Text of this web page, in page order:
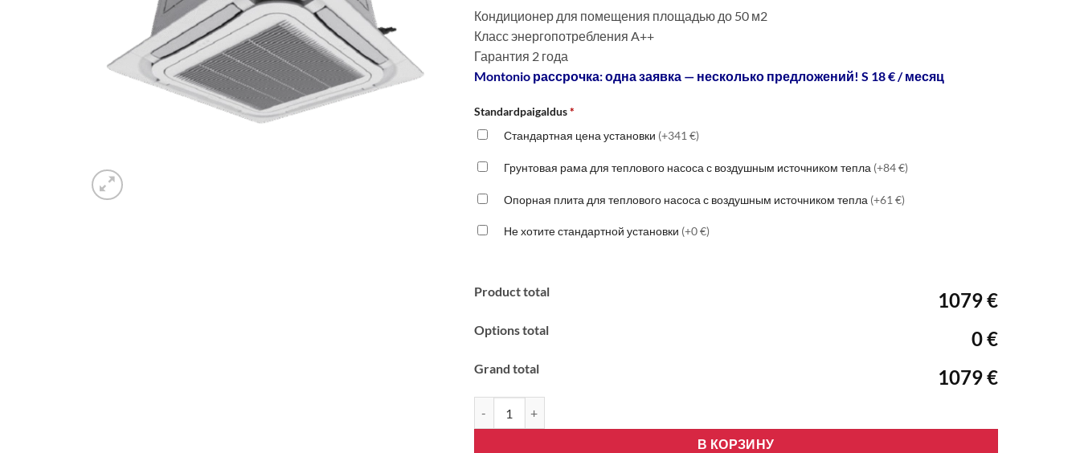
Кондиционер для помещения площадью до 50 м2
Класс энергопотребления A++
Гарантия 2 года
Montonio рассрочка: одна заявка — несколько предложений! S 18 € / месяц
Standardpaigaldus *
Стандартная цена установки (+341 €)
Грунтовая рама для теплового насоса с воздушным источником тепла (+84 €)
Опорная плита для теплового насоса с воздушным источником тепла (+61 €)
Не хотите стандартной установки (+0 €)
Product total 1079 €
Options total 0 €
Grand total 1079 €
В КОРЗИНУ